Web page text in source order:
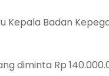
Kepala Badan
diminta Rp